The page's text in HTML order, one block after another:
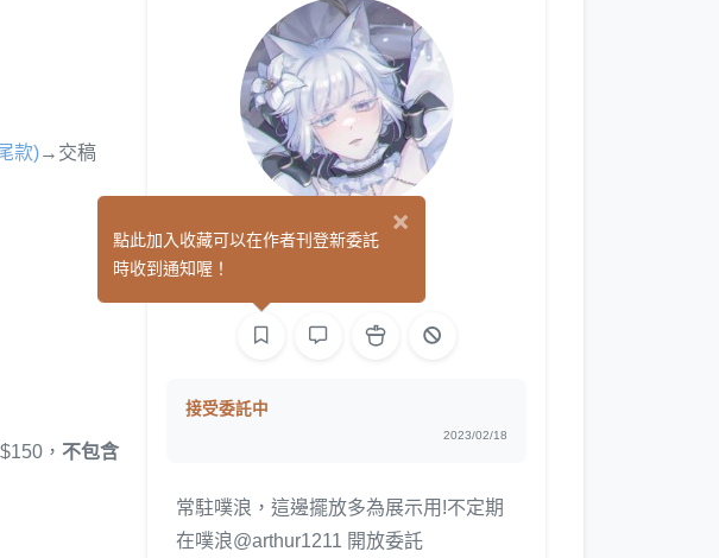
款)→交稿
， 不包含
Ruri (6)
接受委託中
2023/02/18
常駐噗浪，這邊擺放多為展示用!不定期
在噗浪@arthur1211 開放委託
×
點此加入收藏可以在作者刊登新委託
時收到通知喔！